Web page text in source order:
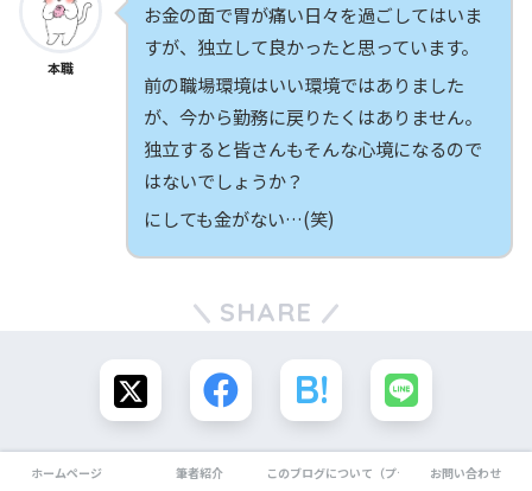
本職
お金の面で胃が痛い日々を過ごしてはいま
すが、独立して良かったと思っています。
前の職場環境はいい環境ではありました
が、今から勤務に戻りたくはありません。
独立すると皆さんもそんな心境になるので
はないでしょうか？
にしても金がない…(笑)
SHARE
ホームページ 筆者紹介 このブログについて（プライバシーポリシー）
お問い合わせ